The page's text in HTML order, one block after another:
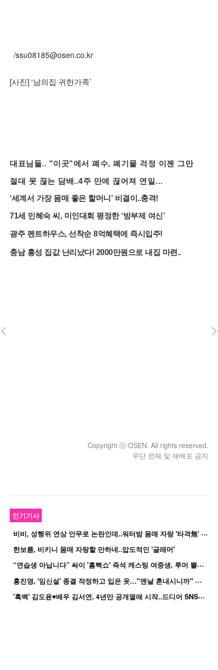
/ssu08185@osen.co.kr
[사진] ‘남의집 귀한가족’
Copyright ⓒ OSEN. All rights reserved.
무단 전재 및 재배포 금지
인기기사
비
비, 성행위 연상 안무로 논란인데..워터밤 몸매 자랑 '타격無' 근황
한보름, 비키니 몸매 자랑할 만하네..압도적인 '글래머'
“
연습생 아닙니다” 싸이 '흠뻑쇼' 즉석 캐스팅 여중생, 루머 뿔났다[Oh!쎈 이...
홍
진영, '임신설' 종결 작정하고 입은 옷…"맨날 혼내시니까" 억울
'
흑백' 김도윤♥배우 김서연, 4년만 공개열애 시작..드디어 SNS에 노출 [핫피...